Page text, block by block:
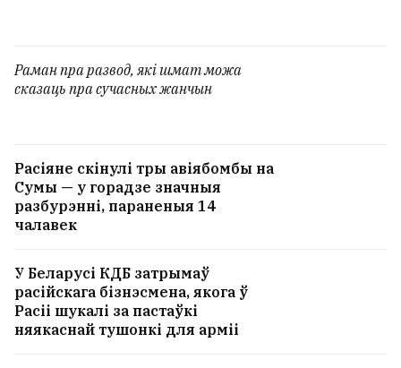
Раман пра развод, які шмат можа
сказаць пра сучасных жанчын
Расіяне скінулі тры авіябомбы на
Сумы — у горадзе значныя
разбурэнні, параненыя 14
чалавек
У Беларусі КДБ затрымаў
расійскага бізнэсмена, якога ў
Расіі шукалі за пастаўкі
няякаснай тушонкі для арміі